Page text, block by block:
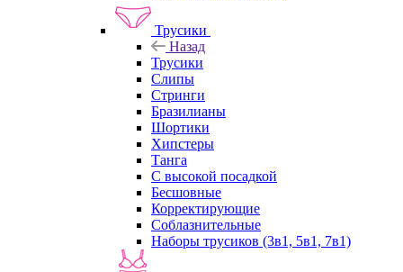
Трусики
Назад
Трусики
Слипы
Стринги
Бразилианы
Шортики
Хипстеры
Танга
С высокой посадкой
Бесшовные
Корректирующие
Соблазнительные
Наборы трусиков (3в1, 5в1, 7в1)